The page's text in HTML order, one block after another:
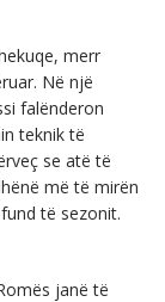
merr
Në një
falënderon
teknik të
se atë të
më të mirën
të sezonit.
janë të